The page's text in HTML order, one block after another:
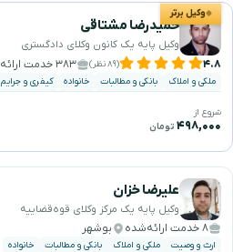
وکیل برتر
حمیدرضا مشتاقی
وکیل پایه یک کانون وکلای دادگستری
۴.۸ (۸۹ نظر) ۳۸۳ خدمت ارائه‌شده
ملکی و املاک بانکی و مطالبات خانواده کیفری و جرایم
شروع از
۴۹۸,۰۰۰ تومان
علیرضا خزان
وکیل پایه یک مرکز وکلای قوه‌قضاییه
۸ خدمت ارائه‌شده بوشهر
ارث و وصیت ملکی و املاک بانکی و مطالبات خانواده